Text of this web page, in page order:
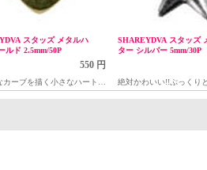
スタッズ メタルハ
ルド 2.5mm/50P
550 円
カーブを描く小さなハート型
タッズ50個入り
SHAREYDVA スタッズ
ター シルバー 5mm/30P
絶対かわいい!!ぷっくり
ズ感星型のメタルスタッ